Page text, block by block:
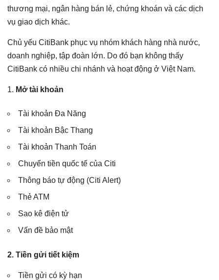
thương mại, ngân hàng bán lẻ, chứng khoán và các dịch
vụ giao dịch khác.
Chủ yếu CitiBank phục vụ nhóm khách hàng nhà nước,
doanh nghiệp, tập đoàn lớn. Do đó bạn không thấy
CitiBank có nhiều chi nhánh và hoạt động ở Việt Nam.
Mở tài khoản
Tài khoản Đa Năng
Tài khoản Bậc Thang
Tài khoản Thanh Toán
Chuyển tiền quốc tế của Citi
Thông báo tự động (Citi Alert)
Thẻ ATM
Sao kê điện tử
Vấn đề bảo mật
2. Tiền gửi tiết kiệm
Tiền gửi có kỳ hạn